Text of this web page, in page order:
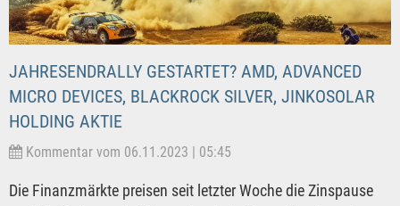
JAHRESENDRALLY GESTARTET? AMD, ADVANCED
MICRO DEVICES, BLACKROCK SILVER, JINKOSOLAR
HOLDING AKTIE
Kommentar vom 06.11.2023 | 05:45
Die Finanzmärkte preisen seit letzter Woche die Zinspause